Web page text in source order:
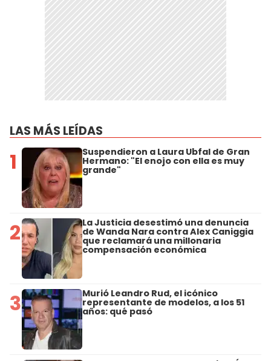
LAS MÁS LEÍDAS
1 Suspendieron a Laura Ubfal de Gran
Hermano: "El enojo con ella es muy
grande"
2 La Justicia desestimó una denuncia
de Wanda Nara contra Alex Caniggia
que reclamará una millonaria
compensación económica
3 Murió Leandro Rud, el icónico
representante de modelos, a los 51
años: qué pasó